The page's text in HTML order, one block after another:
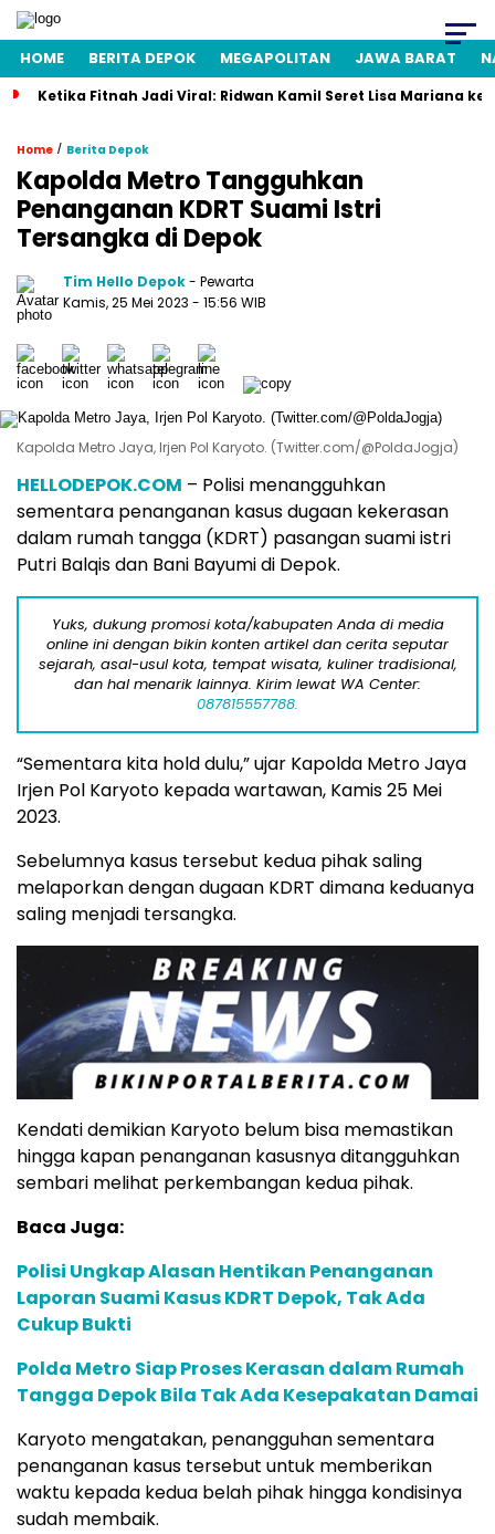
HOME BERITA DEPOK MEGAPOLITAN JAWA BARAT
Ketika Fitnah Jadi Viral: Ridwan Kamil Seret Lisa Mariana ke
Home / Berita Depok
Kapolda Metro Tangguhkan
Penanganan KDRT Suami Istri
Tersangka di Depok
Tim Hello Depok- Pewarta
Kamis, 25 Mei 2023 - 15:56 WIB
Kapolda Metro Jaya, Irjen Pol Karyoto. (Twitter.com/@PoldaJogja)
HELLODEPOK.COM – Polisi menangguhkan
sementara penanganan kasus dugaan kekerasan
dalam rumah tangga (KDRT) pasangan suami istri
Putri Balqis dan Bani Bayumi di Depok.
Yuks, dukung promosi kota/kabupaten Anda di media
online ini dengan bikin konten artikel dan cerita seputar
sejarah, asal-usul kota, tempat wisata, kuliner tradisional,
dan hal menarik lainnya. Kirim lewat WA Center:
087815557788.
“Sementara kita hold dulu,” ujar Kapolda Metro Jaya
Irjen Pol Karyoto kepada wartawan, Kamis 25 Mei
2023.
Sebelumnya kasus tersebut kedua pihak saling
melaporkan dengan dugaan KDRT dimana keduanya
saling menjadi tersangka.
Kendati demikian Karyoto belum bisa memastikan
hingga kapan penanganan kasusnya ditangguhkan
sembari melihat perkembangan kedua pihak.
Baca Juga:
Polisi Ungkap Alasan Hentikan Penanganan
Laporan Suami Kasus KDRT Depok, Tak Ada
Cukup Bukti
Polda Metro Siap Proses Kerasan dalam Rumah
Tangga Depok Bila Tak Ada Kesepakatan Damai
Karyoto mengatakan, penangguhan sementara
penanganan kasus tersebut untuk memberikan
waktu kepada kedua belah pihak hingga kondisinya
sudah membaik.